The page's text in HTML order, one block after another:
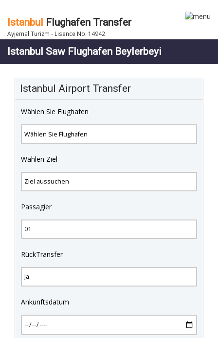
Istanbul Flughafen Transfer
Ayjemal Turizm - Lisence No: 14942
Istanbul Saw Flughafen Beylerbeyi
Istanbul Airport Transfer
Wählen Sie Flughafen
Wählen Ziel
Passagier
RückTransfer
Ankunftsdatum